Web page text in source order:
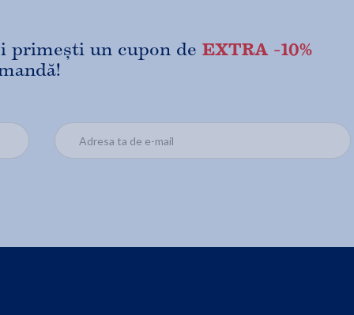
primești un cupon de EXTRA -10%